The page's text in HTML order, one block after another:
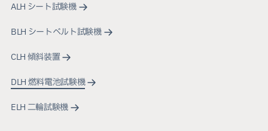
ALH シート試験機
BLH シートベルト試験機
CLH 傾斜装置
DLH 燃料電池試験機
ELH 二輪試験機